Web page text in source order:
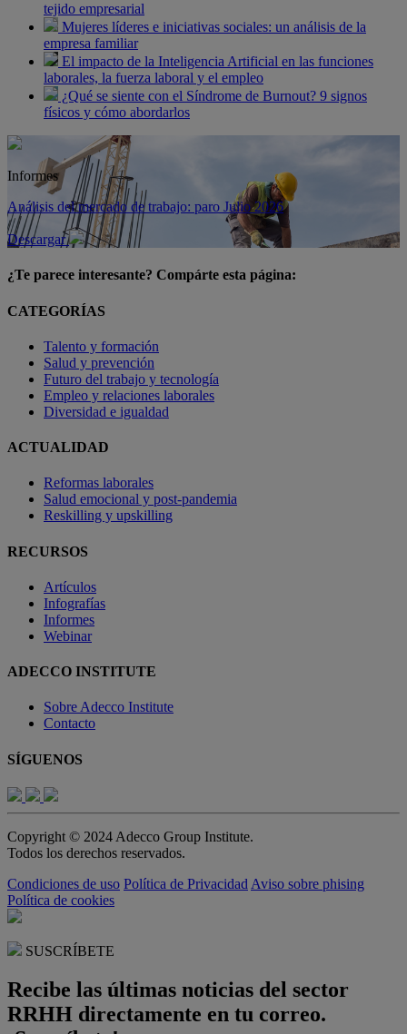
tejido empresarial
Mujeres líderes e iniciativas sociales: un análisis de la
empresa familiar
El impacto de la Inteligencia Artificial en las funciones
laborales, la fuerza laboral y el empleo
¿Qué se siente con el Síndrome de Burnout? 9 signos
físicos y cómo abordarlos
Informes
Análisis del mercado de trabajo: paro Julio 2026
Descargar
¿Te parece interesante? Compárte esta página:
CATEGORÍAS
Talento y formación
Salud y prevención
Futuro del trabajo y tecnología
Empleo y relaciones laborales
Diversidad e igualdad
ACTUALIDAD
Reformas laborales
Salud emocional y post-pandemia
Reskilling y upskilling
RECURSOS
Artículos
Infografías
Informes
Webinar
ADECCO INSTITUTE
Sobre Adecco Institute
Contacto
SÍGUENOS
Copyright © 2024 Adecco Group Institute.
Todos los derechos reservados.
Condiciones de uso Política de Privacidad Aviso sobre phising
Política de cookies
SUSCRÍBETE
Recibe las últimas noticias del sector
RRHH directamente en tu correo.